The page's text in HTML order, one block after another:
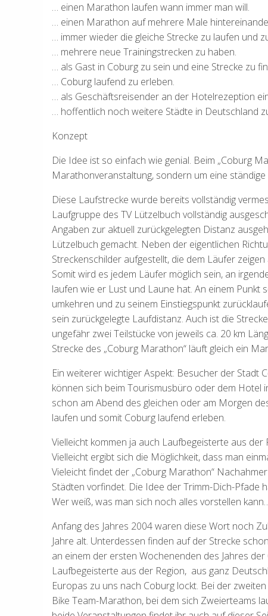
… einen Marathon laufen wann immer man will.
… einen Marathon auf mehrere Male
… immer wieder die gleiche Strecke zu laufen und
… mehrere neue Trainingstrecken zu haben.
… als Gast in Coburg zu sein und eine Strecke zu
… Coburg laufend zu erleben.
… als Geschäftsreisender an der Hotelrezeption
… hoffentlich noch weitere Städte in Deutschland
Konzept
Die Idee ist so einfach wie genial. Beim „Coburg
Marathonveranstaltung, sondern um eine
Diese Laufstrecke wurde bereits vollständig
Laufgruppe des TV Lützelbuch vollständig
Angaben zur aktuell zurückgelegten Distanz
Lützelbuch gemacht. Neben der eigentlichen
Streckenschilder aufgestellt, die dem Läufer
Somit wird es jedem Läufer möglich sein, an
laufen wie er Lust und Laune hat. An einem Punkt
umkehren und zu seinem Einstiegspunkt
sein zurückgelegte Laufdistanz. Auch ist die
ungefähr zwei Teilstücke von jeweils ca. 20 km
Strecke des „Coburg Marathon“ läuft gleich ein
Ein weiterer wichtiger Aspekt: Besucher der Stadt
können sich beim Tourismusbüro oder dem Hotel
schon am Abend des gleichen oder am Morgen
laufen und somit Coburg laufend erleben.
Vielleicht kommen ja auch Laufbegeisterte aus
Vielleicht ergibt sich die Möglichkeit, dass man
Vieleicht findet der „Coburg Marathon“
Städten vorfindet. Die Idee der Trimm-Dich-Pfade
Wer weiß, was man sich noch alles vorstellen
Anfang des Jahres 2004 waren diese Wort noch
Jahre alt. Unterdessen finden auf der Strecke
an einem der ersten Wochenenden des Jahres
Laufbegeisterte aus der Region, aus ganz
Europas zu uns nach Coburg lockt. Bei der
Bike Team-Marathon, bei dem sich Zweierteams